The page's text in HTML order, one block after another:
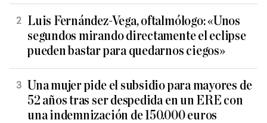
Luis Fernández-Vega, oftalmólogo: «Unos
segundos mirando directamente el eclipse
pueden bastar para quedarnos ciegos»
Una mujer pide el subsidio para mayores de
52 años tras ser despedida en un ERE con
una indemnización de 150.000 euros